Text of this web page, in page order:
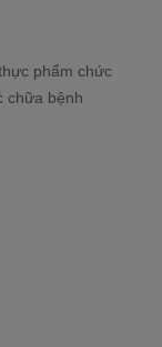
phẩm chức
chữa bệnh